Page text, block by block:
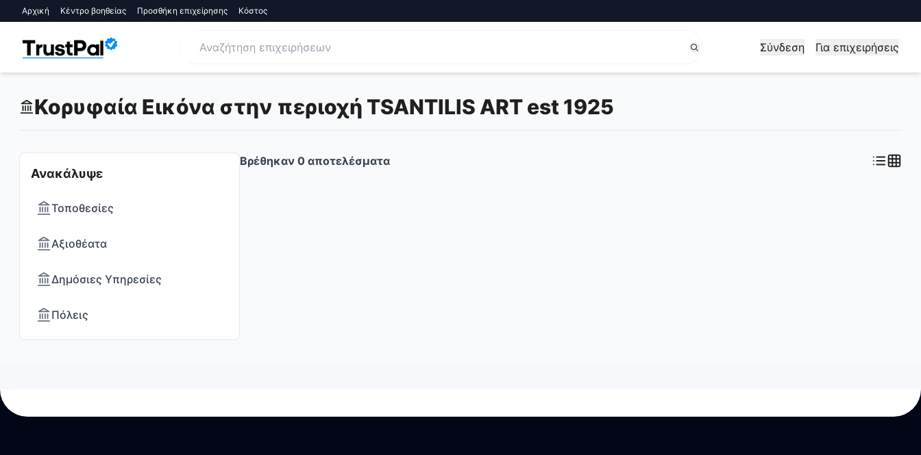
Αρχική Κέντρο βοηθείας Προσθήκη επιχείρησης Κόστος
Σύνδεση Για επιχειρήσεις
Κορυφαία Εικόνα στην περιοχή TSANTILIS ART est 1925
Ανακάλυψε
Τοποθεσίες
Αξιοθέατα
Δημόσιες Υπηρεσίες
Πόλεις
Βρέθηκαν 0 αποτελέσματα